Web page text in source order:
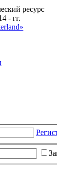
ресурс
- гг.